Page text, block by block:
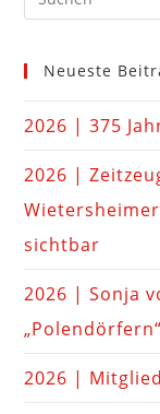
Neueste
2026 | 375
2026 |
sichtbar
2026 | Sonja
„Polendörfern“
2026 |